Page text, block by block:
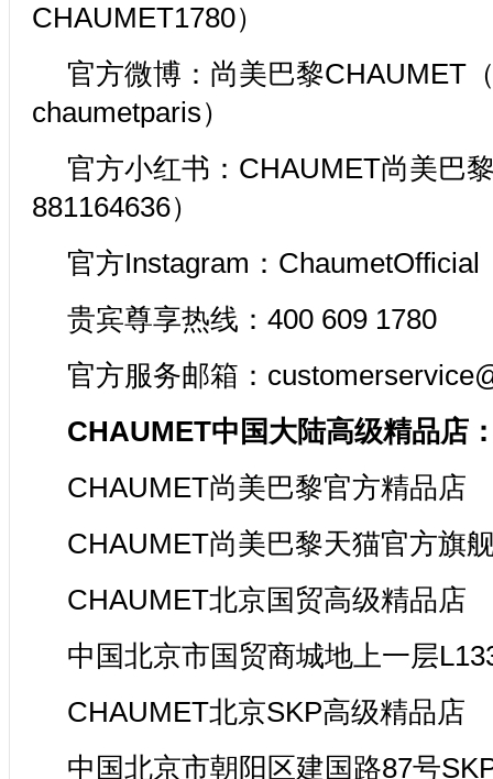
CHAUMET1780）
官方微博：尚美巴黎CHAUMET
chaumetparis）
官方小红书：CHAUMET尚美巴
881164636）
官方Instagram：ChaumetOfficial
贵宾尊享热线：400 609 1780
官方服务邮箱：
CHAUMET中国大陆高级精品店
CHAUMET尚美巴黎官方精品店
CHAUMET尚美巴黎天猫官方旗
CHAUMET北京国贸高级精品店
中国北京市国贸商城地上一层
CHAUMET北京SKP高级精品店
中国北京市朝阳区建国路87号